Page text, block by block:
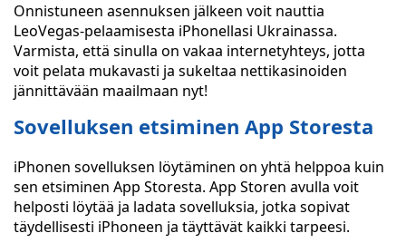
Onnistuneen asennuksen jälkeen voit nauttia
LeoVegas-pelaamisesta iPhonellasi Ukrainassa.
Varmista, että sinulla on vakaa internetyhteys, jotta
voit pelata mukavasti ja sukeltaa nettikasinoiden
jännittävään maailmaan nyt!
Sovelluksen etsiminen App Storesta
iPhonen sovelluksen löytäminen on yhtä helppoa kuin
sen etsiminen App Storesta. App Storen avulla voit
helposti löytää ja ladata sovelluksia, jotka sopivat
täydellisesti iPhoneen ja täyttävät kaikki tarpeesi.